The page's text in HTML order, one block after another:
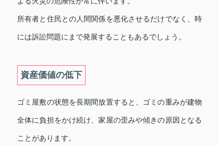
所有者と住民との人間関係を悪化させるだけでなく、時
には訴訟問題にまで発展することもあるでしょう。
資産価値の低下
ゴミ屋敷の状態を長期間放置すると、ゴミの重みが建物
全体に負担をかけ続け、家屋の歪みや傾きの原因となる
ことがあります。